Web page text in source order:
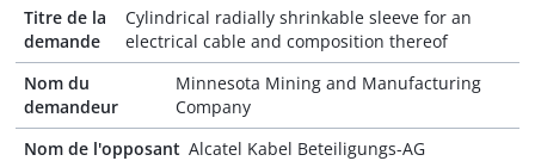
Titre de la
demande
Cylindrical radially shrinkable sleeve for an
electrical cable and composition thereof
Nom du
demandeur
Minnesota Mining and Manufacturing
Company
Nom de l'opposant Alcatel Kabel Beteiligungs-AG